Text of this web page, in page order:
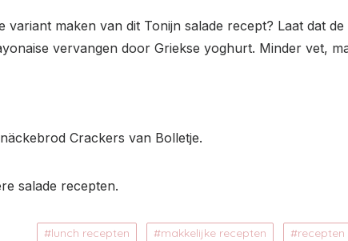
variant maken van dit Tonijn salade recept? Laat dat
vervangen door Griekse yoghurt. Minder vet,
Crackers van Bolletje.
salade recepten.
lunch recepten makkelijke recepten recepten